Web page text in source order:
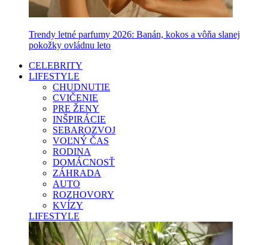
Trendy letné parfumy 2026: Banán, kokos a vôňa slanej
pokožky ovládnu leto
CELEBRITY
LIFESTYLE
CHUDNUTIE
CVIČENIE
PRE ŽENY
INŠPIRÁCIE
SEBAROZVOJ
VOĽNÝ ČAS
RODINA
DOMÁCNOSŤ
ZÁHRADA
AUTO
ROZHOVORY
KVÍZY
LIFESTYLE